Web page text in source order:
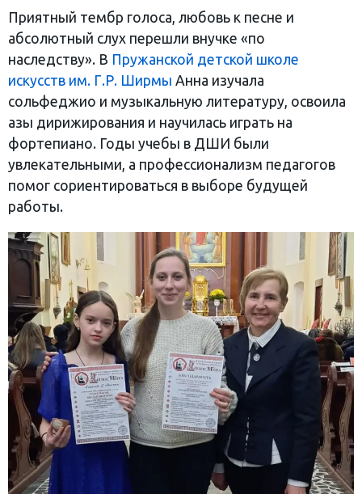
Приятный тембр голоса, любовь к песне и
абсолютный слух перешли внучке «по
наследству». В Пружанской детской школе
искусств им. Г.Р. Ширмы Анна изучала
сольфеджио и музыкальную литературу, освоила
азы дирижирования и научилась играть на
фортепиано. Годы учебы в ДШИ были
увлекательными, а профессионализм педагогов
помог сориентироваться в выборе будущей
работы.